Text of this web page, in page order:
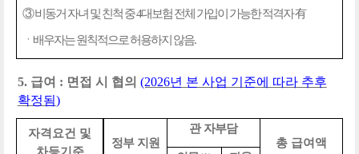
③비동거 자녀 및 친척 중4대보험 전체 가입이 가능한 적격자有
ㆍ배우자는 원칙적으로 허용하지 않음.
5. 급여 : 면접 시 협의 (2026년 본 사업 기준에 따라 추후
확정됨)
자격요건 및
정부 지원
관 자부담
총 급여액